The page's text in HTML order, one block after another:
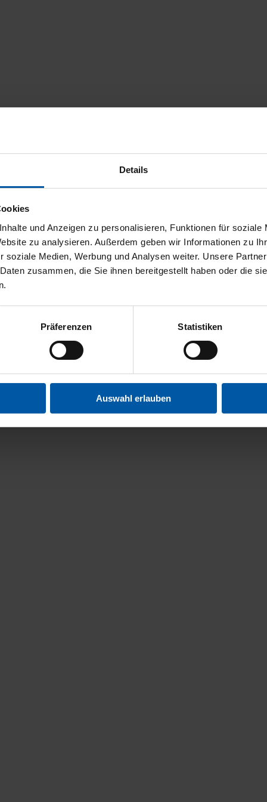
Details
und Anzeigen zu personalisieren, Funktionen für soziale
zu analysieren. Außerdem geben wir Informationen zu
soziale Medien, Werbung und Analysen weiter. Unsere
zusammen, die Sie ihnen bereitgestellt haben oder die
Präferenzen Statistiken
Auswahl erlauben